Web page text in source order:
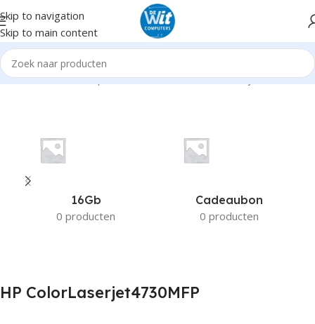
Skip to navigation
Skip to main content
Home Product Compatible Printers HP ColorLaserjet4730MFP
16Gb
0 producten
Cadeaubon
0 producten
HP ColorLaserjet4730MFP